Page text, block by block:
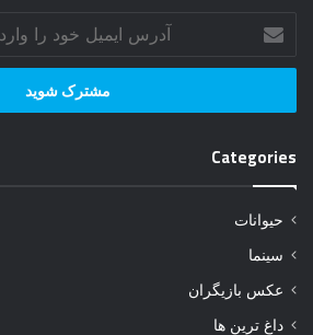
ر
ا
م
ی
خ
و
ر
ا
Categories
حیوانات
سینما
عکس بازیگران
داغ ترین ها